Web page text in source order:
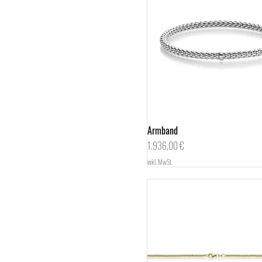
Armband
Preis
1.936,00 €
inkl. MwSt.